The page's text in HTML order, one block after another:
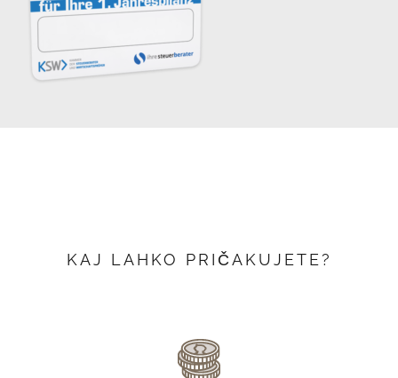
KAJ LAHKO PRIČAKUJETE?